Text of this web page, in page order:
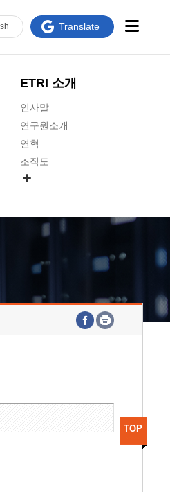
ETRI 소개
인사말
연구원소개
연혁
조직도
연구원 고객헌장
주요업무연락처
Translate
TOP